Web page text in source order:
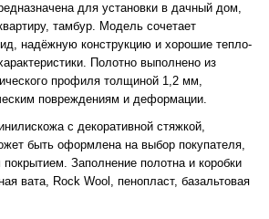
для установки в дачный дом,
тамбур. Модель сочетает
надёжную конструкцию и хорошие тепло-
Полотно выполнено из
профиля толщиной 1,2 мм,
повреждениям и деформации.
с декоративной стяжкой,
быть оформлена на выбор покупателя,
Заполнение полотна и коробки
вата, Rock Wool, пенопласт, базальтовая